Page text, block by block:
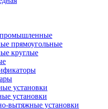
прямоугольные
круглые
установки
установки
вытяжные установки